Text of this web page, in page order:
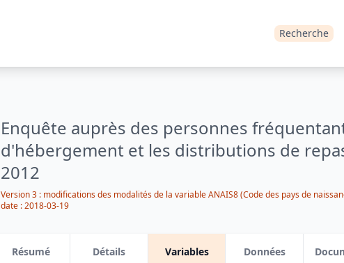
Recherche
Enquête auprès des personnes
d'hébergement et les distributions de
2012
Version 3 : modifications des modalités de la variable ANAIS8 (Code des pays de
date : 2018-03-19
Résumé Détails Variables Données